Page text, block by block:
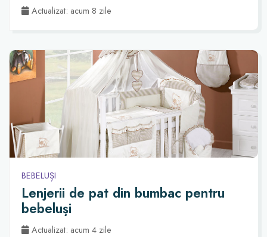
Actualizat: acum 8 zile
BEBELUȘI
Lenjerii de pat din bumbac pentru
bebeluși
Actualizat: acum 4 zile